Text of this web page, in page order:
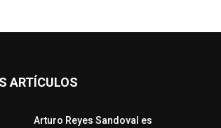
ARTÍCULOS
Arturo Reyes Sandoval es